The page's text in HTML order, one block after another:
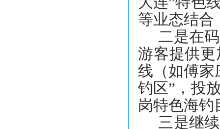
等业态结合
二是在
游客提供
线（如傅家
钓区”，投
岗特色海钓
三是继